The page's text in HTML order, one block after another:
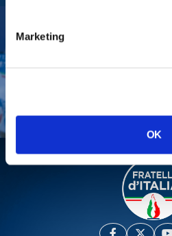
Marketing
OK
Leggi la